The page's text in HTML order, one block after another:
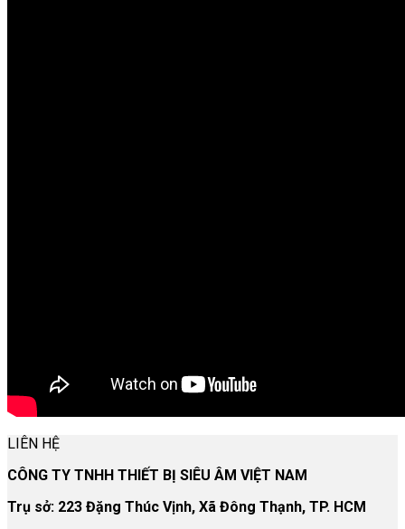
LIÊN HỆ
CÔNG TY TNHH THIẾT BỊ SIÊU ÂM VIỆT NAM
Trụ sở: 223 Đặng Thúc Vịnh, Xã Đông Thạnh, TP. HCM